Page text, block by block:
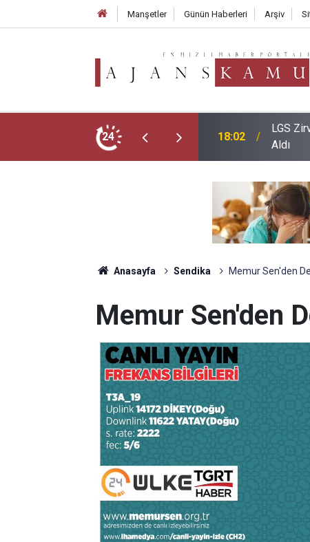
Manşetler Günün Haberleri Arşiv
24
Sadece İki Okul Tam Puanla Öğrenci
17:05 2026
Anasayfa Sendika Memur Sen'den
Memur Sen'den